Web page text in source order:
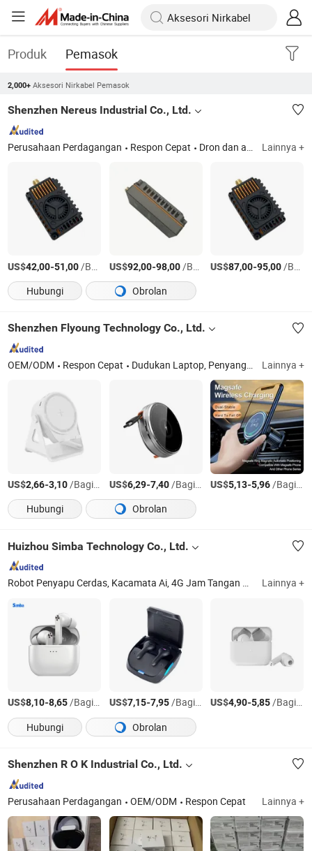
Produk Pemasok
2,000+ Aksesori Nirkabel Pemasok
Shenzhen Nereus Industrial Co., Ltd.
Perusahaan Perdagangan Respon Cepat Dron dan aksesori Lainnya +
US$42,00-51,00/Bagian US$92,00-98,00/Bagian US$87,00-95,00/Bagian
Hubungi
Obrolan
Shenzhen Flyoung Technology Co., Ltd.
OEM/ODM Respon Cepat Dudukan Laptop, Penyangga Ponsel, Penyangga Ponsel Mobil, Pendingin Laptop, Penyangga Tablet, Dudukan Mobil, Dudukan Ponsel, Penyangga Laptop, Penyangga Ponsel Lainnya +
US$2,66-3,10/Bagian US$6,29-7,40/Bagian US$5,13-5,96/Bagian
Hubungi
Obrolan
Huizhou Simba Technology Co., Ltd.
Robot Penyapu Cerdas, Kacamata Ai, 4G Jam Tangan Cerdas, Jam Tangan Cerdas, Earphone Bluetooth, Pengisi Daya, Kabel, Speaker Bluetooth, Mikrofon Lainnya +
US$8,10-8,65/Bagian US$7,15-7,95/Bagian US$4,90-5,85/Bagian
Hubungi
Obrolan
Shenzhen R O K Industrial Co., Ltd.
Perusahaan Perdagangan OEM/ODM Respon Cepat Lainnya +